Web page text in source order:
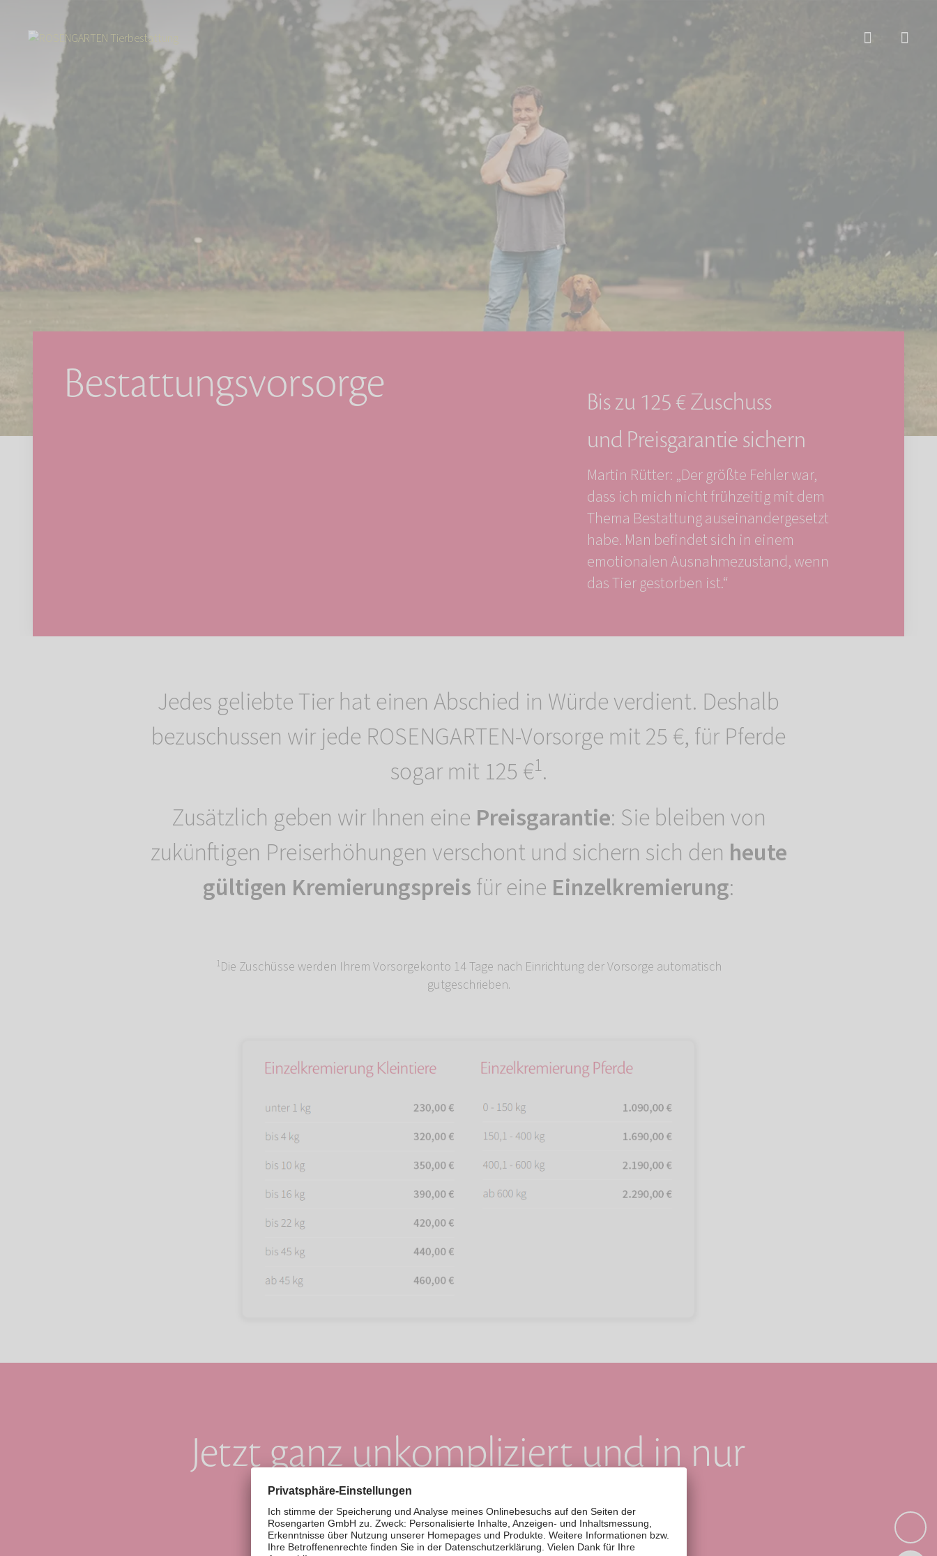
Bestattungsvorsorge
Bis zu 125 € Zuschuss
und Preisgarantie sichern
Martin Rütter: „Der größte Fehler war,
dass ich mich nicht frühzeitig mit dem
Thema Bestattung auseinandergesetzt
habe. Man befindet sich in einem
emotionalen Ausnahmezustand, wenn
das Tier gestorben ist.“
Jedes geliebte Tier hat einen Abschied in Würde verdient. Deshalb
bezuschussen wir jede ROSENGARTEN-Vorsorge mit 25 €, für Pferde
sogar mit 125 €1.
Zusätzlich geben wir Ihnen eine Preisgarantie: Sie bleiben von
zukünftigen Preiserhöhungen verschont und sichern sich den heute
gültigen Kremierungspreisfür eine Einzelkremierung:
1Die Zuschüsse werden Ihrem Vorsorgekonto 14 Tage nach Einrichtung der Vorsorge automatisch
gutgeschrieben.
Jetzt ganz unkompliziert und in nur
einer Minute vorsorgen